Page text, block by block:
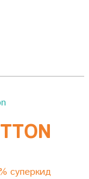
суперкид